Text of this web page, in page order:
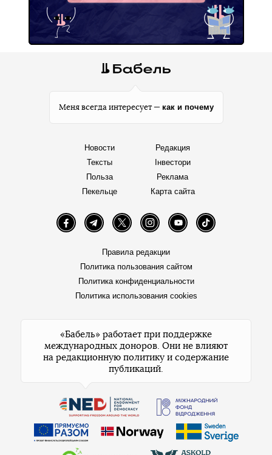
Меня всегда интересует — как и почему
Новости
Тексты
Польза
Пекельце
Редакция
Інвестори
Реклама
Карта сайта
FacebookTelegramTwitter InstagramYouTube TikTok
Правила редакции
Политика пользования сайтом
Политика конфиденциальности
Политика использования cookies
«Бабель» работает при поддержке
международных доноров. Они не влияют
на редакционную политику и содержание
публикаций.